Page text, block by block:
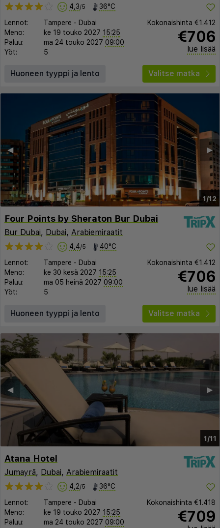
4,3/5 36°C
Lennot: Tampere - Dubai
Meno:
ke 19 touko 2027 15:25
Paluu:
ma 24 touko 2027 09:00
Yöt:
5
Kokonaishinta €1.412
€706
lue lisää
Huoneen tyyppi ja lento Valitse matka
1/12
▶︎
◀︎
Four Points by Sheraton Bur Dubai
Bur Dubai, Dubai, Arabiemiraatit
4,4/5 40°C
Lennot: Tampere - Dubai
Meno:
ke 30 kesä 2027 15:25
Paluu:
ma 05 heinä 2027 09:00
Yöt:
5
Kokonaishinta €1.412
€706
lue lisää
Huoneen tyyppi ja lento Valitse matka
1/11
▶︎
◀︎
Atana Hotel
Jumayrā, Dubai, Arabiemiraatit
4,2/5 36°C
Lennot: Tampere - Dubai
Meno:
ke 19 touko 2027 15:25
Paluu:
ma 24 touko 2027 09:00
Kokonaishinta €1.418
€709